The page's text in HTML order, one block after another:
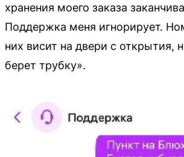
хранения моего заказа
Поддержка меня игнорирует.
них висит на двери с открытия,
берет трубку».